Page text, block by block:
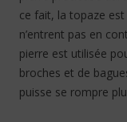
ce fait, la topaze
n’entrent pas en
pierre est utilisée
broches et de
puisse se rompre